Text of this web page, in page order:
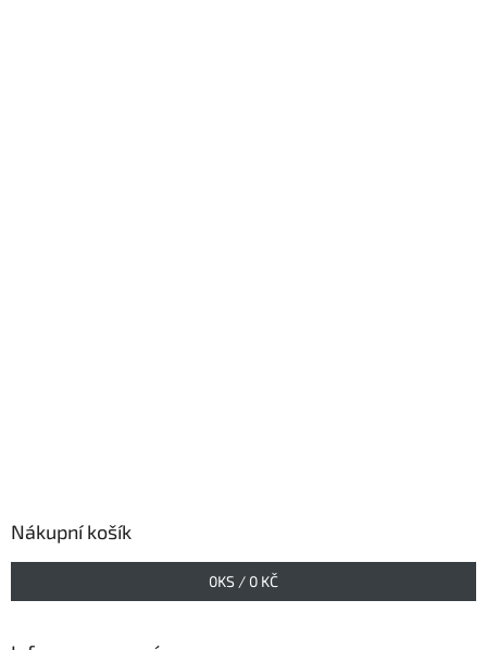
Nákupní košík
0KS / 0 KČ